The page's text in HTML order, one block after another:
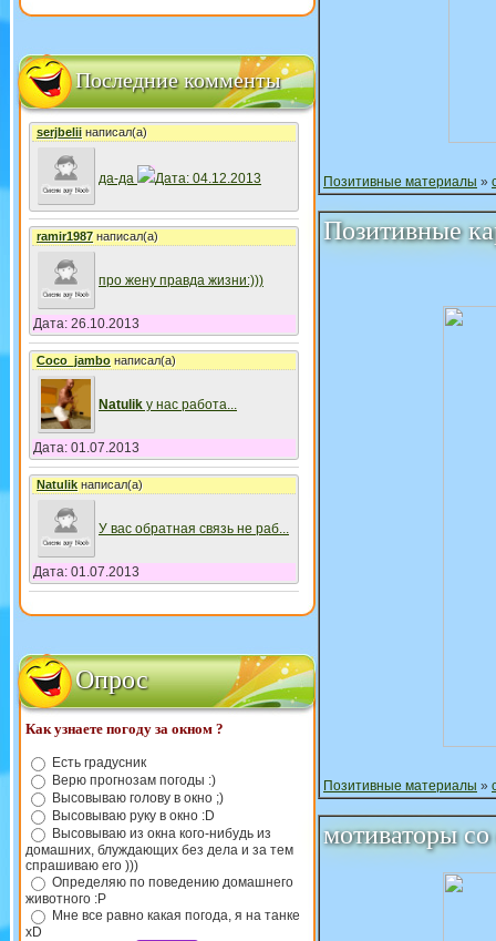
Последние комменты
serjbeliiнаписал(а)
да-да Дата: 04.12.2013
ramir1987написал(а)
про жену правда жизни:)))
Дата: 26.10.2013
Coco_jambo написал(а)
Natulik у нас работа...
Дата: 01.07.2013
Natulikнаписал(а)
У вас обратная связь не раб...
Дата: 01.07.2013
Опрос
Как узнаете погоду за окном ?
Есть градусник
Верю прогнозам погоды :)
Высовываю голову в окно ;)
Высовываю руку в окно :D
Высовываю из окна кого-нибудь из
домашних, блуждающих без дела и за тем
спрашиваю его )))
Определяю по поведению домашнего
животного :P
Мне все равно какая погода, я на танке
xD
Позитивные материалы »
Позитивные
Позитивные материалы »
мотиваторы